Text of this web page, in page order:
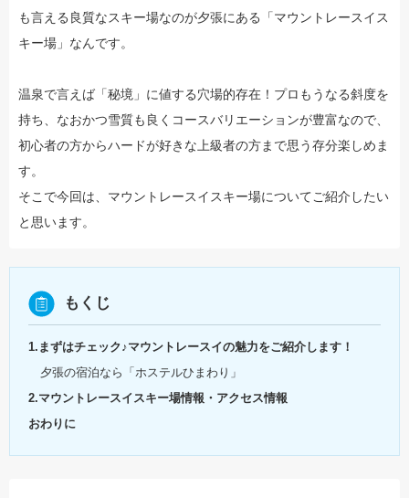
も言える良質なスキー場なのが夕張にある「マウントレースイス
キー場」なんです。
温泉で言えば「秘境」に値する穴場的存在！プロもうなる斜度を
持ち、なおかつ雪質も良くコースバリエーションが豊富なので、
初心者の方からハードが好きな上級者の方まで思う存分楽しめま
す。
そこで今回は、マウントレースイスキー場についてご紹介したい
と思います。
もくじ
1.まずはチェック♪マウントレースイの魅力をご紹介します！
夕張の宿泊なら「ホステルひまわり」
2.マウントレースイスキー場情報・アクセス情報
おわりに